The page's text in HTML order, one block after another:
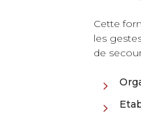
Cette
les
de
5
5